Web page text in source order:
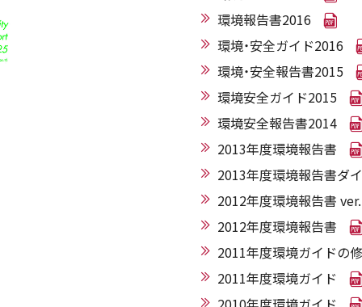
環境報告書2016
環境・安全ガイド2016
環境・安全報告書2015
環境安全ガイド2015
環境安全報告書2014
2013年度環境報告書
2013年度環境報告書ダ
2012年度環境報告書
2012年度環境報告書
2011年度環境ガイドの
2011年度環境ガイド